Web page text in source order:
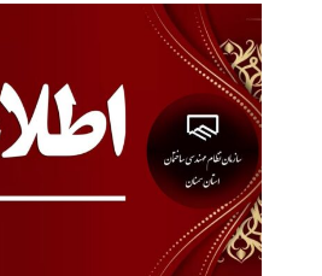
View
Larger
Image